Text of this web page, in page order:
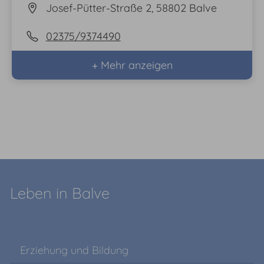
Josef-Pütter-Straße 2, 58802 Balve
02375/9374490
+ Mehr anzeigen
Leben in Balve
Erziehung und Bildung